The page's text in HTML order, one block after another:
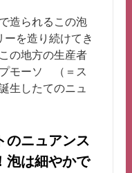
造られるこの泡
を造り続けてき
の地方の生産者
モーソ （＝ス
生したてのニュ
のニュアンス
泡は細やかで